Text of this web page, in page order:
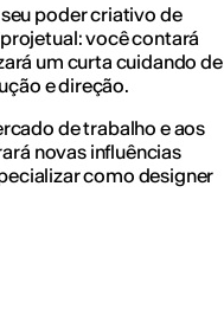
poder criativo de
você contará
um curta cuidando de
e direção.
de trabalho e aos
novas influências
como designer